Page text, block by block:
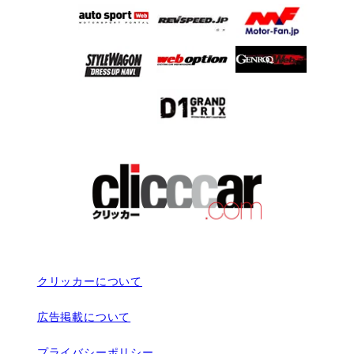
クリッカーについて
広告掲載について